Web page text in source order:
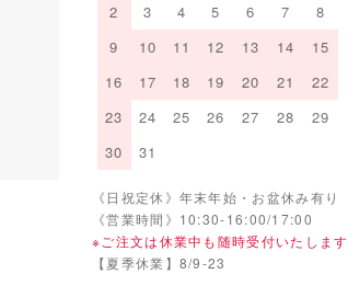
2
3 4 5 6 7
8
9
10 11 12 13 14
15
16
17 18 19 20 21
22
23
24 25 26 27 28
29
30
31
《日祝定休》年末年始・お盆休み有り
《営業時間》10:30-16:00/17:00
※ご注文は休業中も随時受付いたします
【夏季休業】8/9-23